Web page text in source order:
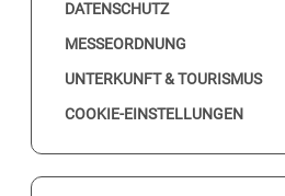
DATENSCHUTZ
MESSEORDNUNG
UNTERKUNFT & TOURISMUS
COOKIE-EINSTELLUNGEN